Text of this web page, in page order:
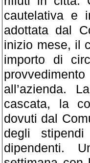
cautelativa e
adottata dal
inizio mese, il
importo di
all’azienda.
cascata, la
dovuti dal
degli
dipendenti.